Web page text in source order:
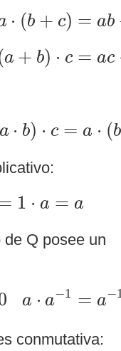
⋅ (b + c) = ab
a⋅( + ) +
a + b) ⋅ c = ac
a +b
a ⋅ b) ⋅ c = a ⋅ (b
a⋅b ⋅c
1 ⋅ a = a
1 =
Q posee un
a ⋅ a−1 = a−
≠0 1
conmutativa: